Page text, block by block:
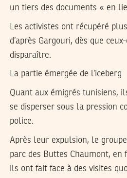
un tiers des documents « en
Les activistes ont récupéré
d’après Gargouri, dès que
disparaître.
La partie émergée de l’iceberg
Quant aux émigrés tunisiens,
se disperser sous la pression
police.
Après leur expulsion, le
parc des Buttes Chaumont, en
ils ont fait face à des visites